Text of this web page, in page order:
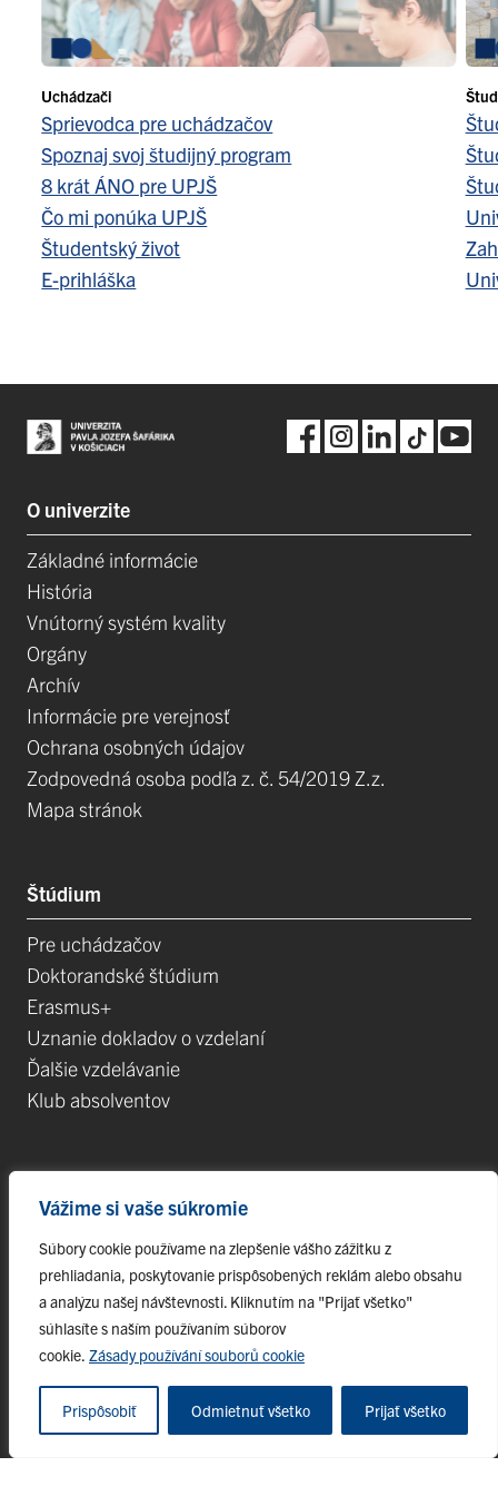
Vážime si vaše súkromie
Súbory cookie používame na zlepšenie vášho zážitku z
prehliadania, poskytovanie prispôsobených reklám alebo obsahu
a analýzu našej návštevnosti. Kliknutím na "Prijať všetko"
súhlasíte s naším používaním súborov
cookie. Zásady používání souborů cookie
Prispôsobiť Odmietnuť všetko Prijať všetko
Oznamy pre študentov
Objednávka, ubytovanie
Objednávka, strava
Kontakty
Mapa stránok
Uchádzači
Sprievodca pre uchádzačov
Spoznaj svoj študijný program
8 krát ÁNO pre UPJŠ
Čo mi ponúka UPJŠ
Študentský život
E-prihláška
O univerzite
Základné informácie
História
Vnútorný systém kvality
Orgány
Archív
Informácie pre verejnosť
Ochrana osobných údajov
Zodpovedná osoba podľa z. č. 54/2019 Z.z.
Mapa stránok
Štúdium
Pre uchádzačov
Doktorandské štúdium
Erasmus+
Uznanie dokladov o vzdelaní
Ďalšie vzdelávanie
Klub absolventov
Projekty
Špičkové tímy
TIP-UPJŠ
Vedecké parky
Evidencia publikačnej činnosti
Habilitačné a vymenúvacie konania